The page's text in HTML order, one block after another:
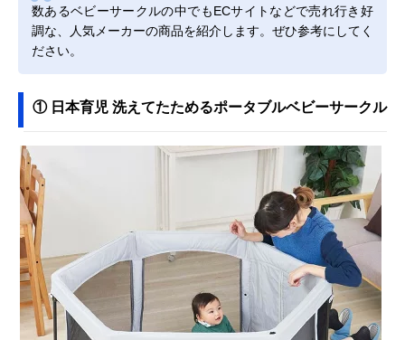
数あるベビーサークルの中でもECサイトなどで売れ行き好
調な、人気メーカーの商品を紹介します。ぜひ参考にしてく
ださい。
① 日本育児 洗えてたためるポータブルベビーサークル